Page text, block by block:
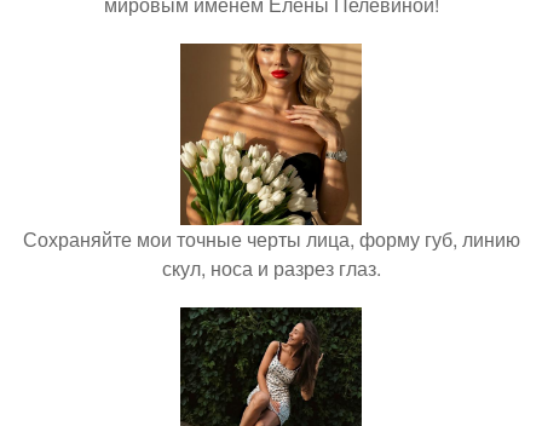
Сохраняйте мои точные черты лица, форму губ, линию
скул, носа и разрез глаз.